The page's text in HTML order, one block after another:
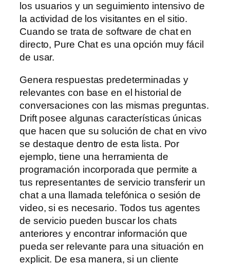
los usuarios y un seguimiento intensivo de
la actividad de los visitantes en el sitio.
Cuando se trata de software de chat en
directo, Pure Chat es una opción muy fácil
de usar.
Genera respuestas predeterminadas y
relevantes con base en el historial de
conversaciones con las mismas preguntas.
Drift posee algunas características únicas
que hacen que su solución de chat en vivo
se destaque dentro de esta lista. Por
ejemplo, tiene una herramienta de
programación incorporada que permite a
tus representantes de servicio transferir un
chat a una llamada telefónica o sesión de
video, si es necesario. Todos tus agentes
de servicio pueden buscar los chats
anteriores y encontrar información que
pueda ser relevante para una situación en
explicit. De esa manera, si un cliente